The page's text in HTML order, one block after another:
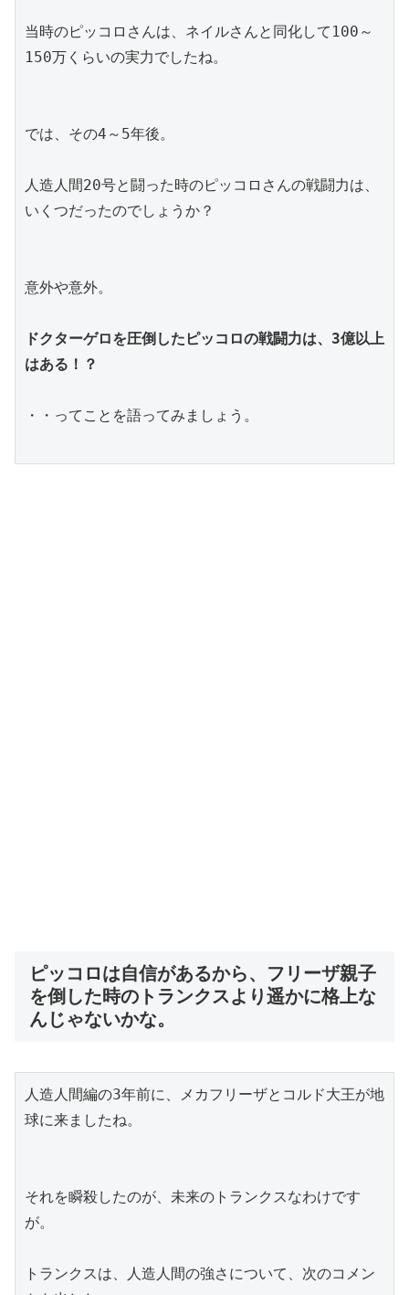
当時のピッコロさんは、ネイルさんと同化して100～
150万くらいの実力でしたね。
では、その4～5年後。
人造人間20号と闘った時のピッコロさんの戦闘力は、
いくつだったのでしょうか？
意外や意外。
ドクターゲロを圧倒したピッコロの戦闘力は、3億以上
はある！？
・・ってことを語ってみましょう。
ピッコロは自信があるから、フリーザ親子
を倒した時のトランクスより遥かに格上な
んじゃないかな。
人造人間編の3年前に、メカフリーザとコルド大王が地
球に来ましたね。
それを瞬殺したのが、未来のトランクスなわけです
が。
トランクスは、人造人間の強さについて、次のコメン